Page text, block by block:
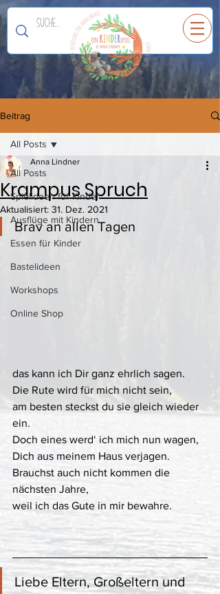
EinKINDERspiel
Beitrag
All Posts
Spielideen für Kinder
Ausflüge mit Kindern
Essen für Kinder
Bastelideen
Workshops
Online Shop
All Posts
Krampus Spruch
Anna Lindner
Aktualisiert: 31. Dez. 2021
Brav an allen Tagen
das kann ich Dir ganz ehrlich sagen.
Die Rute wird für mich nicht sein,
am besten steckst du sie gleich wieder
ein.
Doch eines werd‘ ich mich nun wagen,
Dich aus meinem Haus verjagen.
Brauchst auch nicht kommen die
nächsten Jahre,
weil ich das Gute in mir bewahre.
Liebe Eltern, Großeltern und